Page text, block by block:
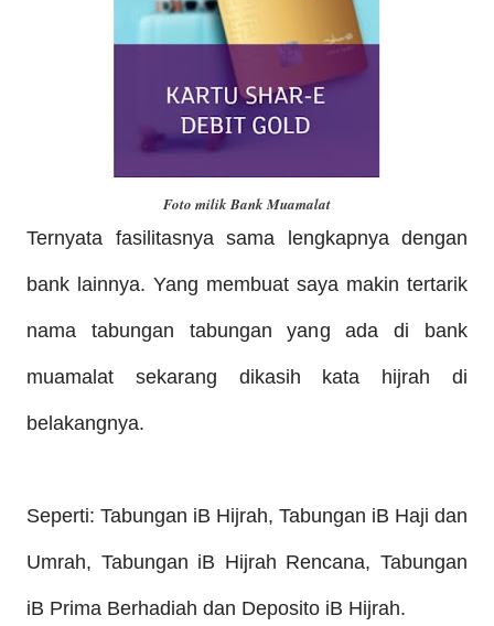
Foto milik Bank Muamalat
Ternyata fasilitasnya sama lengkapnya dengan
bank lainnya. Yang membuat saya makin tertarik
nama tabungan tabungan yang ada di bank
muamalat sekarang dikasih kata hijrah di
belakangnya.
Seperti: Tabungan iB Hijrah, Tabungan iB Haji dan
Umrah, Tabungan iB Hijrah Rencana, Tabungan
iB Prima Berhadiah dan Deposito iB Hijrah.